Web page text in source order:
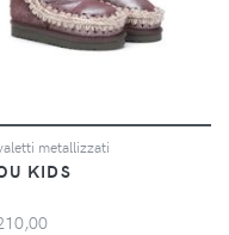
metallizzati
KIDS